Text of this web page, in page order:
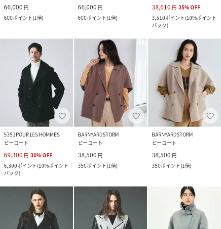
66,000 円
600ポイント(1倍)
66,000 円
600ポイント(1倍)
38,610 円 35%OFF
3,510ポイント(10%ポイント
バック)
5351POUR LES HOMMES
ピーコート
69,300 円 30%OFF
6,300ポイント(10%ポイント
バック)
BARNYARDSTORM
ピーコート
38,500 円
350ポイント(1倍)
BARNYARDSTORM
ピーコート
38,500 円
350ポイント(1倍)